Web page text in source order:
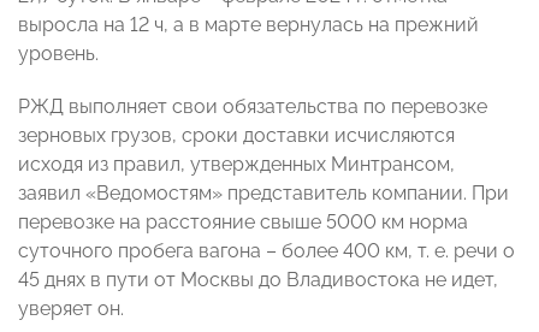
выросла на 12 ч, а в марте вернулась на прежний
уровень.
РЖД выполняет свои обязательства по перевозке
зерновых грузов, сроки доставки исчисляются
исходя из правил, утвержденных Минтрансом,
заявил «Ведомостям» представитель компании. При
перевозке на расстояние свыше 5000 км норма
суточного пробега вагона – более 400 км, т. е. речи о
45 днях в пути от Москвы до Владивостока не идет,
уверяет он.